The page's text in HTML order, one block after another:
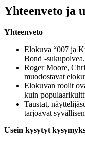
Yhteenveto ja
Yhteenveto
Elokuva “007 ja
Bond -sukupolvea.
Roger Moore,
muodostavat
Elokuvan roolit
kuin
Taustat,
tarjoavat
Usein kysytyt